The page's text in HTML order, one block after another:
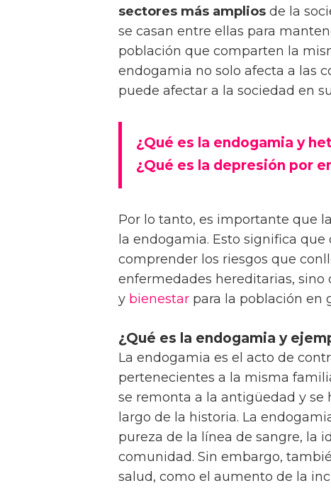
sectores más amplios de la
se casan entre ellas para
población que comparten la
endogamia no solo afecta a las
puede afectar a la sociedad en
¿Qué es la endogamia y
¿Qué es la depresión por
Por lo tanto, es importante que
la endogamia. Esto significa
comprender los riesgos que
enfermedades hereditarias,
y bienestar para la población en
¿Qué es la endogamia y
La endogamia es el acto de
pertenecientes a la misma
se remonta a la antigüedad y se
largo de la historia. La
pureza de la línea de sangre, la
comunidad. Sin embargo,
salud, como el aumento de la